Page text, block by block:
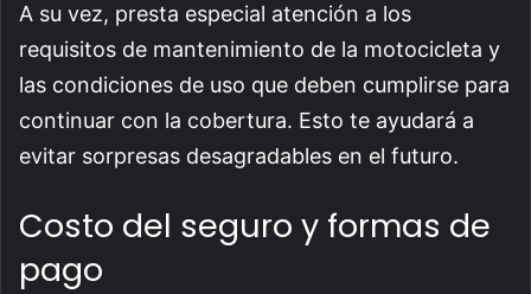
A su vez, presta especial atención a los
requisitos de mantenimiento de la motocicleta y
las condiciones de uso que deben cumplirse para
continuar con la cobertura. Esto te ayudará a
evitar sorpresas desagradables en el futuro.
Costo del seguro y formas de
pago